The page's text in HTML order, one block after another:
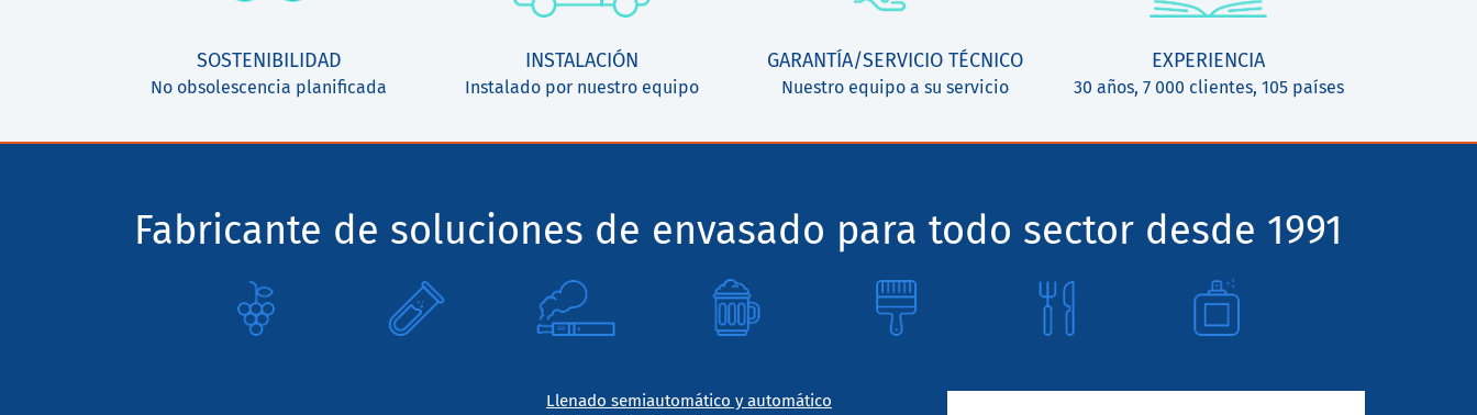
SOSTENIBILIDAD
No obsolescencia planificada
INSTALACIÓN
Instalado por nuestro equipo
GARANTÍA/SERVICIO TÉCNICO
Nuestro equipo a su servicio
EXPERIENCIA
30 años, 7 000 clientes, 105 países
Fabricante de soluciones de envasado para todo sector desde 1991
Llenado semiautomático y automático